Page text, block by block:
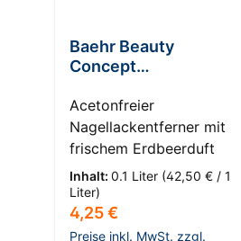
Baehr Beauty
Concept
Erdbeere
Acetonfreier
Nagellackentferner mit
frischem Erdbeerduft
Inhalt: 0.1 Liter (42,50 € / 1
Liter)
Regulärer Preis:
4,25 €
Preise inkl. MwSt. zzgl.